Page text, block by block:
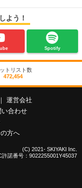
よう！
Spotify
トリスト数
472,454
運営会社
い合わせ
方へ
(C) 2021- SKIYAKI Inc.
許諾番号：9022255001Y45037